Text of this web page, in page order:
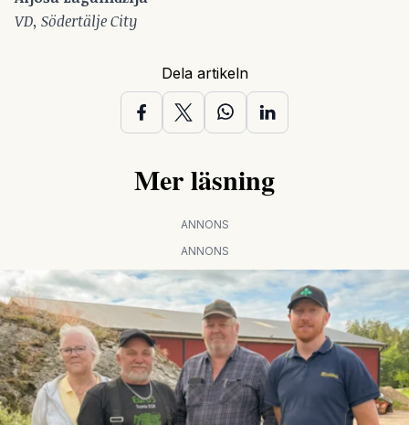
VD, Södertälje City
Dela artikeln
Mer läsning
ANNONS
ANNONS